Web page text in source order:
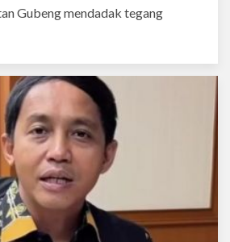
Gubeng mendadak tegang